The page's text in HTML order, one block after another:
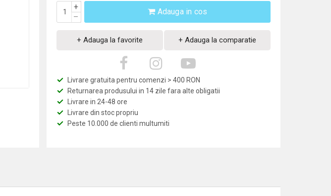
+
–
Adauga in cos
+ Adauga la favorite + Adauga la comparatie
Livrare gratuita pentru comenzi > 400 RON
Returnarea produsului in 14 zile fara alte obligatii
Livrare in 24-48 ore
Livrare din stoc propriu
Peste 10.000 de clienti multumiti